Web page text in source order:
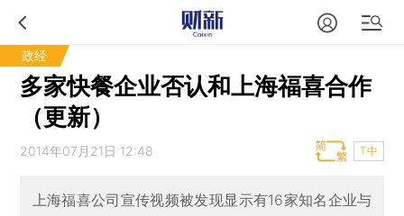
政经
多家快餐企业否认和上海福喜合作
（更新）
2014年07月21日 12:48 T中
上海福喜公司宣传视频被发现显示有16家知名企业与